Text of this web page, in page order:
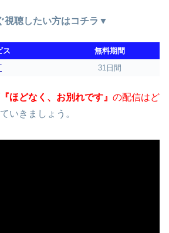
視聴したい方はコチラ▼
ス
無料期間
31日間
ほどなく、お別れです』 の配信はど
いきましょう。